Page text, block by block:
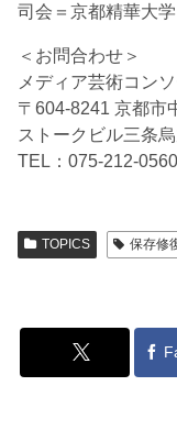
司会＝京都精華大
＜お問合わせ＞
メディア芸術コン
〒604-8241 京都市
ストークビル三条
TEL：075-212-
TOPICS 保存修